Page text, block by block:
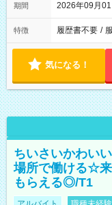
期間 2026年09月
特徴 履歴書不要 /
気になる！
ちいさいかわい
場所で働ける☆
もらえる◎/T1